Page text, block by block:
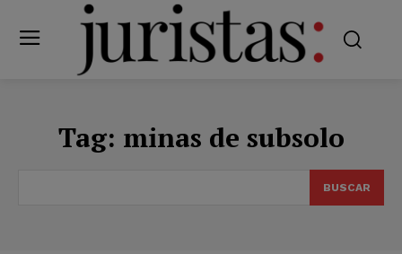
Tag: minas de subsolo
BUSCAR